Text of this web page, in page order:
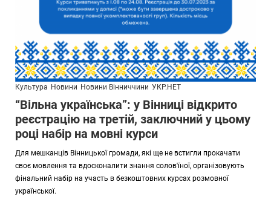
Культура Новини Новини Вінниччини УКР.НЕТ
“Вільна українська”: у Вінниці відкрито
реєстрацію на третій, заключний у цьому
році набір на мовні курси
Для мешканців Вінницької громади, які ще не встигли прокачати
своє мовлення та вдосконалити знання солов'їної, організовують
фінальний набір на участь в безкоштовних курсах розмовної
української.